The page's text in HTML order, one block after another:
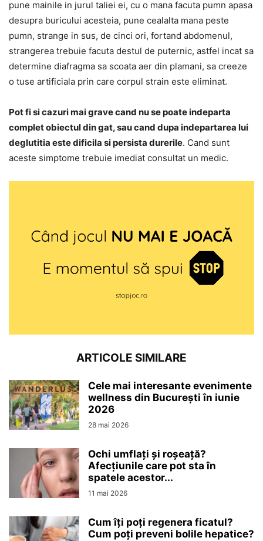
pune mainile in jurul taliei ei, cu o mana facuta pumn apasa
desupra buricului acesteia, pune cealalta mana peste
pumn, strange in sus, de cinci ori, fortand abdomenul,
strangerea trebuie facuta destul de puternic, astfel incat sa
determine diafragma sa scoata aer din plamani, sa creeze
o tuse artificiala prin care corpul strain este eliminat.
Pot fi si cazuri mai grave cand nu se poate indeparta
complet obiectul din gat, sau cand dupa indepartarea lui
deglutitia este dificila si persista durerile. Cand sunt
aceste simptome trebuie imediat consultat un medic.
ARTICOLE SIMILARE
Cele mai interesante evenimente
wellness din București în iunie
2026
28 mai 2026
Ochi umflați și roșeață?
Afecțiunile care pot sta în
spatele acestor...
11 mai 2026
Cum îți poți regenera ficatul?
Cum poți preveni bolile hepatice?